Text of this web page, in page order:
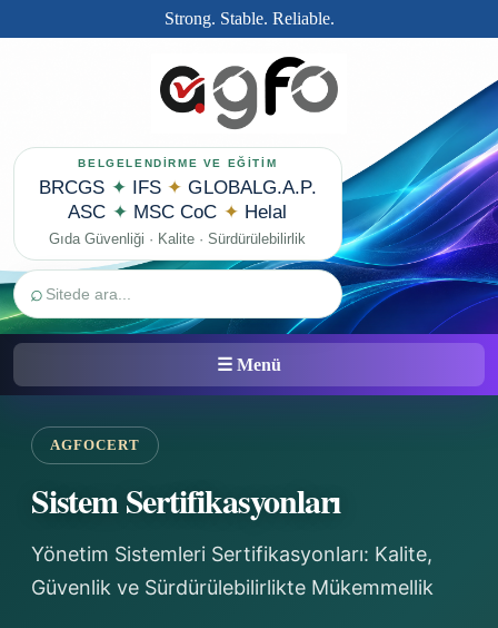
Strong. Stable. Reliable.
BELGELENDİRME VE EĞİTİM
BRCGS ✦ IFS ✦ GLOBALG.A.P.
ASC ✦ MSC CoC ✦ Helal
Gıda Güvenliği · Kalite · Sürdürülebilirlik
⌕
☰ Menü
AGFOCERT
Sistem Sertifikasyonları
Yönetim Sistemleri Sertifikasyonları: Kalite,
Güvenlik ve Sürdürülebilirlikte Mükemmellik